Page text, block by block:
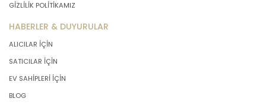
GİZLİLİK POLİTİKAMIZ
HABERLER & DUYURULAR
ALICILAR İÇİN
SATICILAR İÇİN
EV SAHİPLERİ İÇİN
BLOG